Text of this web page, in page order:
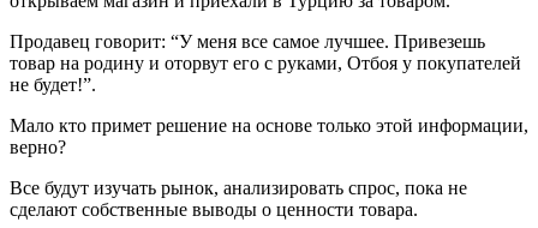
Продавец говорит: “У меня все самое лучшее. Привезешь
товар на родину и оторвут его с руками, Отбоя у покупателей
не будет!”.
Мало кто примет решение на основе только этой информации,
верно?
Все будут изучать рынок, анализировать спрос, пока не
сделают собственные выводы о ценности товара.